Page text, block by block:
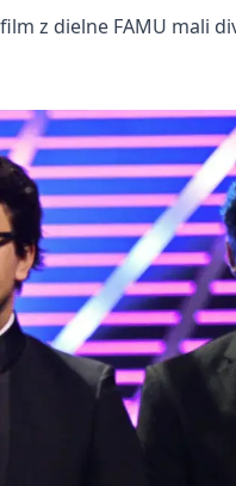
z dielne FAMU mali